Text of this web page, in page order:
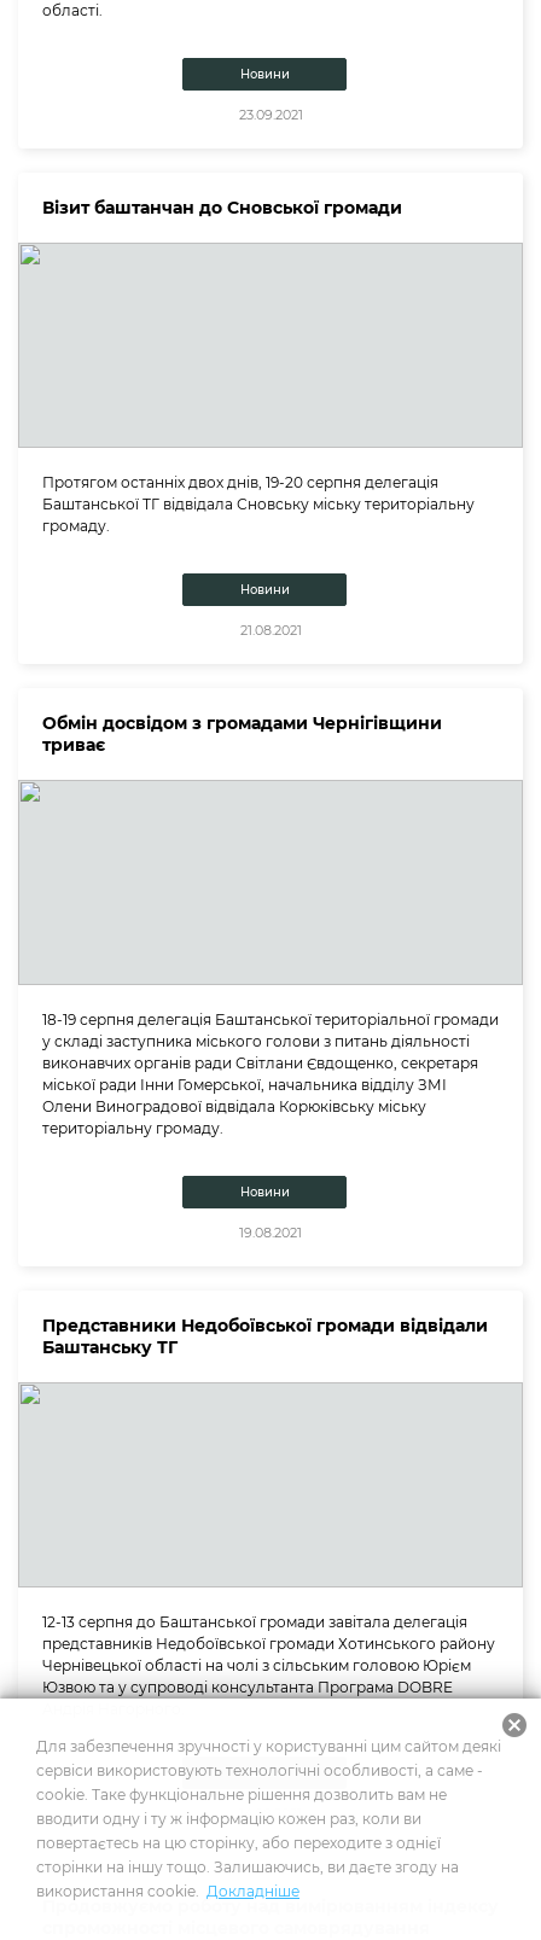
області.
Новини
23.09.2021
Візит баштанчан до Сновської громади
Протягом останніх двох днів, 19-20 серпня делегація
Баштанської ТГ відвідала Сновську міську територіальну
громаду.
Новини
21.08.2021
Обмін досвідом з громадами Чернігівщини
триває
18-19 серпня делегація Баштанської територіальної громади
у складі заступника міського голови з питань діяльності
виконавчих органів ради Світлани Євдощенко, секретаря
міської ради Інни Гомерської, начальника відділу ЗМІ
Олени Виноградової відвідала Корюківську міську
територіальну громаду.
Новини
19.08.2021
Представники Недобоївської громади відвідали
Баштанську ТГ
12-13 серпня до Баштанської громади завітала делегація
представників Недобоївської громади Хотинського району
Чернівецької області на чолі з сільським головою Юрієм
Юзвою та у супроводі консультанта Програма DOBRE
Новини
14.08.2021
Продовжуємо роботу над вимірюванням індексу
Для забезпечення зручності у користуванні цим сайтом деякі
сервіси використовують технологічні особливості, а саме -
cookie. Таке функціональне рішення дозволить вам не
вводити одну і ту ж інформацію кожен раз, коли ви
повертаєтесь на цю сторінку, або переходите з однієї
сторінки на іншу тощо. Залишаючись, ви даєте згоду на
використання cookie. Докладніше
cancel